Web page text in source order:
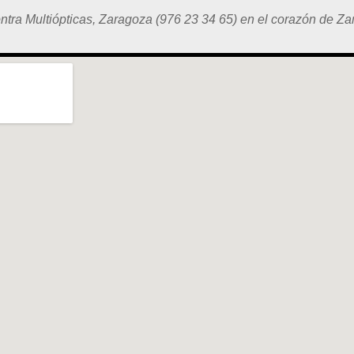
Multiópticas, Zaragoza (976 23 34 65) en el corazón de